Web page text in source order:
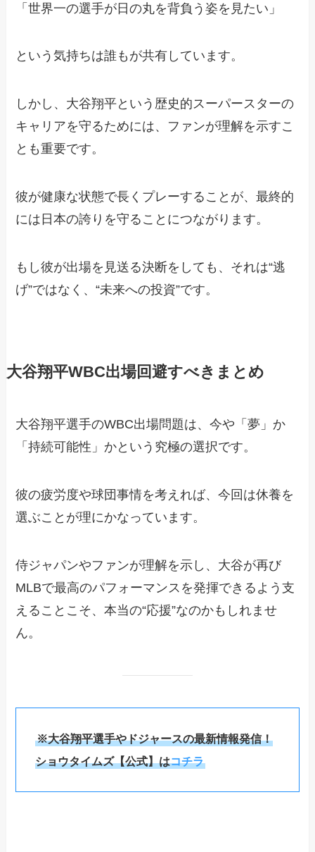
「世界一の選手が日の丸を背負う姿を見たい」
という気持ちは誰もが共有しています。
しかし、大谷翔平という歴史的スーパースターの
キャリアを守るためには、ファンが理解を示すこ
とも重要です。
彼が健康な状態で長くプレーすることが、最終的
には日本の誇りを守ることにつながります。
もし彼が出場を見送る決断をしても、それは“逃
げ”ではなく、“未来への投資”です。
大谷翔平WBC出場回避すべきまとめ
大谷翔平選手のWBC出場問題は、今や「夢」か
「持続可能性」かという究極の選択です。
彼の疲労度や球団事情を考えれば、今回は休養を
選ぶことが理にかなっています。
侍ジャパンやファンが理解を示し、大谷が再び
MLBで最高のパフォーマンスを発揮できるよう支
えることこそ、本当の“応援”なのかもしれませ
ん。
※大谷翔平選手やドジャースの最新情報発信！
ショウタイムズ【公式】はコチラ